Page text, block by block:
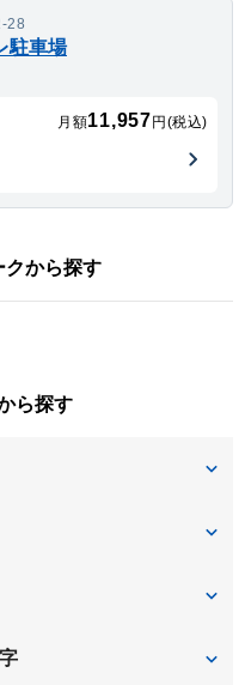
28
駐車場
月額11,957円(税込)
クから探す
ら探す
提元町
宮東之町